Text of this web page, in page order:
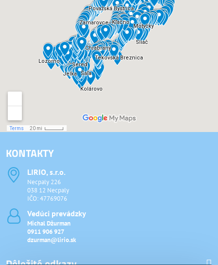
KONTAKTY
LIRIO, s​.r​.o​.
Necpaly 226
038 12 Necpaly
IČO: 47769076
Vedúci prevádzky
Michal Džurman
0911 906 927
dzurman@lirio.sk